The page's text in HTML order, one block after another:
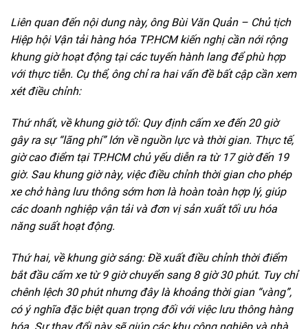
Liên quan đến nội dung này, ông Bùi Văn Quản – Chủ tịch
Hiệp hội Vận tải hàng hóa TP.HCM kiến nghị cần nới rộng
khung giờ hoạt động tại các tuyến hành lang để phù hợp
với thực tiễn. Cụ thể, ông chỉ ra hai vấn đề bất cập cần xem
xét điều chỉnh:
Thứ nhất, về khung giờ tối: Quy định cấm xe đến 20 giờ
gây ra sự “lãng phí” lớn về nguồn lực và thời gian. Thực tế,
giờ cao điểm tại TP.HCM chủ yếu diễn ra từ 17 giờ đến 19
giờ. Sau khung giờ này, việc điều chỉnh thời gian cho phép
xe chở hàng lưu thông sớm hơn là hoàn toàn hợp lý, giúp
các doanh nghiệp vận tải và đơn vị sản xuất tối ưu hóa
năng suất hoạt động.
Thứ hai, về khung giờ sáng: Đề xuất điều chỉnh thời điểm
bắt đầu cấm xe từ 9 giờ chuyển sang 8 giờ 30 phút. Tuy chỉ
chênh lệch 30 phút nhưng đây là khoảng thời gian “vàng”,
có ý nghĩa đặc biệt quan trọng đối với việc lưu thông hàng